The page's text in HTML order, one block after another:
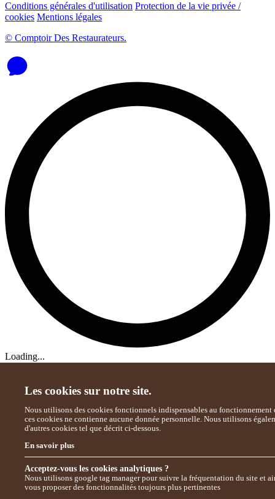
Les cookies sur notre site.
Nous utilisons des cookies fonctionnels indispensables au fonctionnement
ces cookies ne contienne aucune donnée personnelle. Nous utilisons
d'autres cookies tel que décrit ci-dessous.
En savoir plus
Acceptez-vous les cookies analytiques ?
Nous utilisons google tag manager pour suivre la fréquentation du site et
vous proposer des fonctionnalités toujours plus pertinentes
Conditions générales d'utilisation Protection de la vie privée /
cookies Mentions légales
© Comptoir Des Restaurateurs.
Loading...